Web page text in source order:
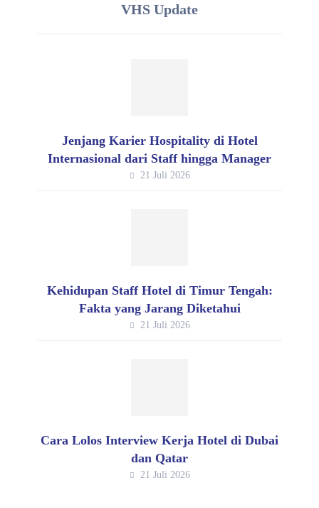
VHS Update
Jenjang Karier Hospitality di Hotel
Internasional dari Staff hingga Manager
21 Juli 2026
Kehidupan Staff Hotel di Timur Tengah:
Fakta yang Jarang Diketahui
21 Juli 2026
Cara Lolos Interview Kerja Hotel di Dubai
dan Qatar
21 Juli 2026